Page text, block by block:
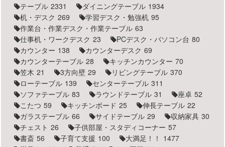
テーブル 2331 ダイニングテーブル 1934
机・デスク 269 学習デスク・勉強机 95
作業台・作業デスク・作業テーブル 63
仕事机・ワークデスク 23 PCデスク・パソコン台 80
カウンター 138 カウンターデスク 69
カウンターテーブル 28 キッチンカウンター 70
笠木 21 3方向壁 29 リビングテーブル 370
ローテーブル 139 センターテーブル 311
ソファテーブル 83 ラウンドテーブル 31 座卓 52
こたつ 59 キッチンボード 25 伸長テーブル 22
ガラステーブル 66 サイドテーブル 29 収納家具 30
チェスト 26 子供部屋・スタディコーナー 57
書斎 56 子育て支援 100 大満足！！ 1477